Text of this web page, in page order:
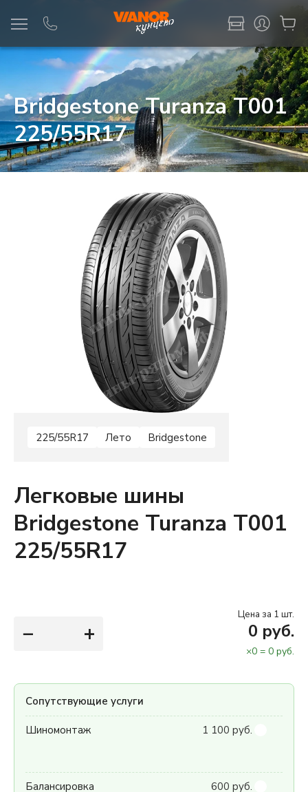
Bridgestone Turanza T001
225/55R17
225/55R17 Лето Bridgestone
Легковые шины
Bridgestone Turanza T001
225/55R17
− +
Цена за 1 шт.
0 руб.
×0 = 0 руб.
Сопутствующие услуги
Шиномонтаж 1 100 руб.
Балансировка 600 руб.
Информация Фото товара